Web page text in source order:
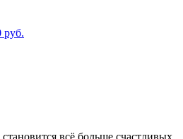
руб.
всё больше счастливых